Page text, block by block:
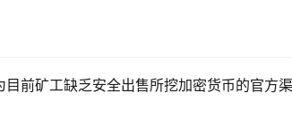
前矿工缺乏安全出售所挖加密货币的官方渠